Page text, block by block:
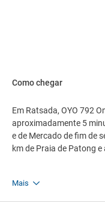
Como chegar
Em Ratsada, OYO 792
aproximadamente 5
e de Mercado de fim de
km de Praia de Patong
Mais